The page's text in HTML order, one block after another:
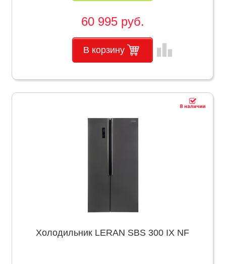
60 995 руб.
В корзину leaderboard
Холодильник LERAN SBS 300 IX NF